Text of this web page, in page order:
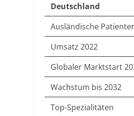
Deutschland
Ausländische
Umsatz 2022
Globaler Marktstart
Wachstum bis 2032
Top-Spezialitäten